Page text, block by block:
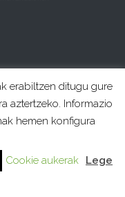
erabiltzen ditugu gure
aztertzeko. Informazio
hemen konfigura
Cookie aukerak
Lege